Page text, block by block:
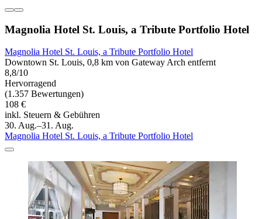
Magnolia Hotel St. Louis, a Tribute Portfolio Hotel
Magnolia Hotel St. Louis, a Tribute Portfolio Hotel
Downtown St. Louis, 0,8 km von Gateway Arch entfernt
8,8/10
Hervorragend
(1.357 Bewertungen)
108 €
inkl. Steuern & Gebühren
30. Aug.–31. Aug.
Magnolia Hotel St. Louis, a Tribute Portfolio Hotel